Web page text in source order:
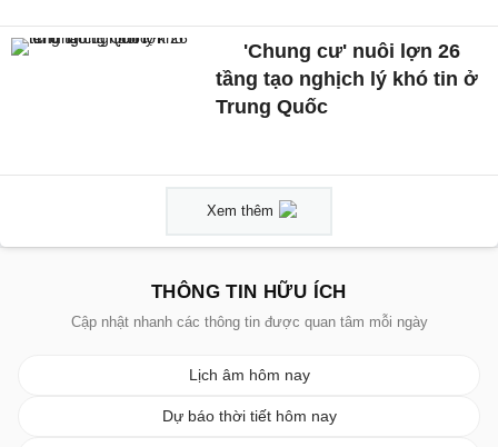
'Chung cư' nuôi lợn 26
tầng tạo nghịch lý khó tin ở
Trung Quốc
Xem thêm
THÔNG TIN HỮU ÍCH
Cập nhật nhanh các thông tin được quan tâm mỗi ngày
Lịch âm hôm nay
Dự báo thời tiết hôm nay